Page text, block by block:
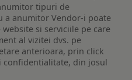
tipuri de
a anumitor Vendor-i poate
si serviciile pe care
al vizitei dvs. pe
anterioara, prin click
confidentialitate, din josul